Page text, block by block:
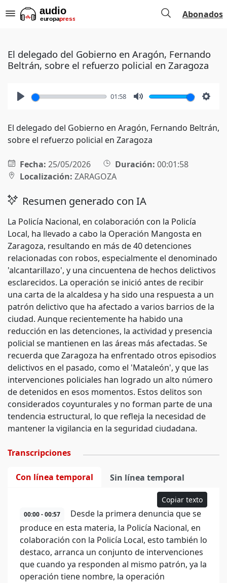
Abonados
El delegado del Gobierno en Aragón, Fernando
Beltrán, sobre el refuerzo policial en Zaragoza
01:58
El delegado del Gobierno en Aragón, Fernando Beltrán,
sobre el refuerzo policial en Zaragoza
Fecha: 25/05/2026 Duración: 00:01:58
Localización: ZARAGOZA
Resumen generado con IA
La Policía Nacional, en colaboración con la Policía
Local, ha llevado a cabo la Operación Mangosta en
Zaragoza, resultando en más de 40 detenciones
relacionadas con robos, especialmente el denominado
'alcantarillazo', y una cincuentena de hechos delictivos
esclarecidos. La operación se inició antes de recibir
una carta de la alcaldesa y ha sido una respuesta a un
patrón delictivo que ha afectado a varios barrios de la
ciudad. Aunque recientemente ha habido una
reducción en las detenciones, la actividad y presencia
policial se mantienen en las áreas más afectadas. Se
recuerda que Zaragoza ha enfrentado otros episodios
delictivos en el pasado, como el 'Mataleón', y que las
intervenciones policiales han logrado un alto número
de detenidos en esos momentos. Estos delitos son
considerados coyunturales y no forman parte de una
tendencia estructural, lo que refleja la necesidad de
mantener la vigilancia en la seguridad ciudadana.
Transcripciones
Con línea temporal Sin línea temporal
Copiar texto
00:00 - 00:57
Desde la primera denuncia que se
produce en esta materia, la Policía Nacional, en
colaboración con la Policía Local, esto también lo
destaco, arranca un conjunto de intervenciones
que cuando ya responden al mismo patrón, ya la
operación tiene nombre, la operación